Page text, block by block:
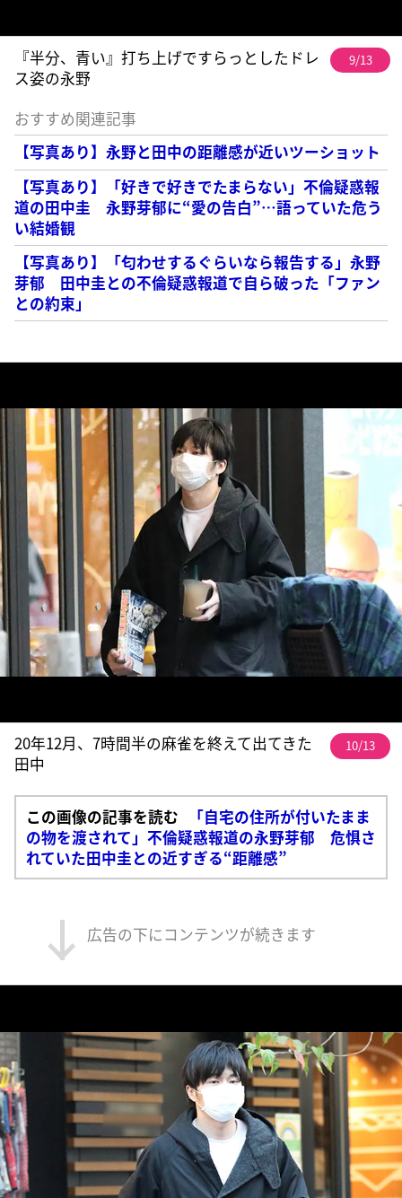
『半分、青い』打ち上げですらっとしたドレ
ス姿の永野
9/13
おすすめ関連記事
【写真あり】永野と田中の距離感が近いツーショット
【写真あり】「好きで好きでたまらない」不倫疑惑報
道の田中圭 永野芽郁に“愛の告白”…語っていた危う
い結婚観
【写真あり】「匂わせするぐらいなら報告する」永野
芽郁 田中圭との不倫疑惑報道で自ら破った「ファン
との約束」
20年12月、7時間半の麻雀を終えて出てきた
田中
10/13
この画像の記事を読む
「自宅の住所が付いたまま
の物を渡されて」不倫疑惑報道の永野芽郁 危惧さ
れていた田中圭との近すぎる“距離感”
広告の下にコンテンツが続きます